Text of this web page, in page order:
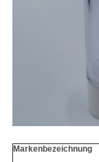
Markenbezeichnung